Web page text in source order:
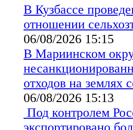
В Кузбассе
отношении
06/08/2026 15:15
В Мариинском
отходов на землях
06/08/2026 15:13
Под контролем